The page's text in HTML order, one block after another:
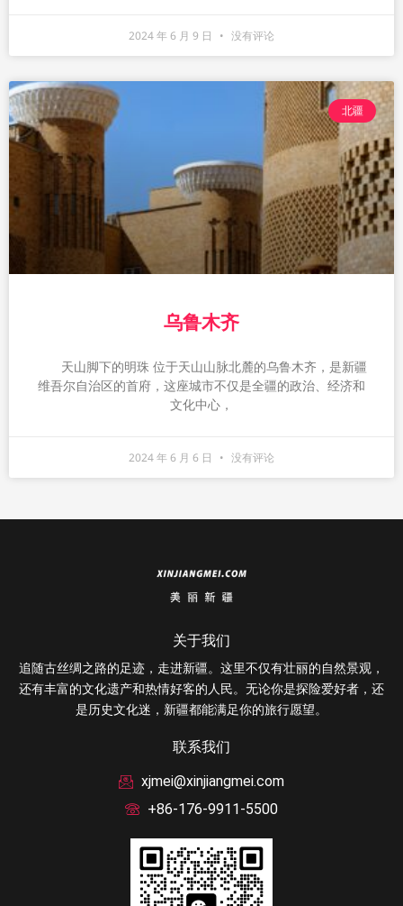
2024 年 6 月 9 日 没有评论
北疆
乌鲁木齐
天山脚下的明珠 位于天山山脉北麓的乌鲁木齐，是新疆
维吾尔自治区的首府，这座城市不仅是全疆的政治、经济和
文化中心，
2024 年 6 月 6 日 没有评论
关于我们
追随古丝绸之路的足迹，走进新疆。这里不仅有壮丽的自然景观，
还有丰富的文化遗产和热情好客的人民。无论你是探险爱好者，还
是历史文化迷，新疆都能满足你的旅行愿望。
联系我们
xjmei@xinjiangmei.com
+86-176-9911-5500